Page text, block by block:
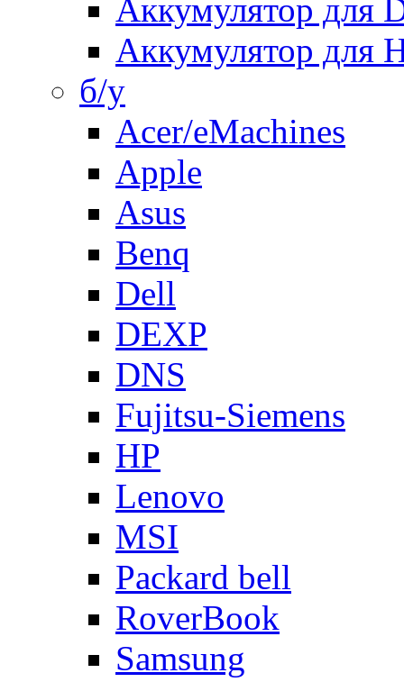
Аккумулятор для
Аккумулятор для
б/у
Acer/eMachines
Apple
Asus
Benq
Dell
DEXP
DNS
Fujitsu-Siemens
HP
Lenovo
MSI
Packard bell
RoverBook
Samsung